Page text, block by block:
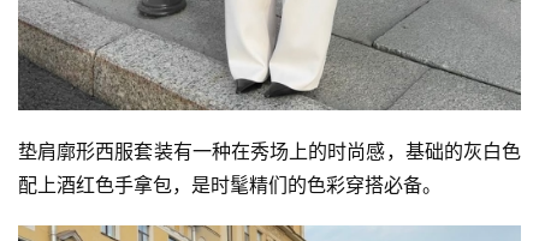
垫肩廓形西服套装有一种在秀场上的时尚感，基础的灰白色
配上酒红色手拿包，是时髦精们的色彩穿搭必备。